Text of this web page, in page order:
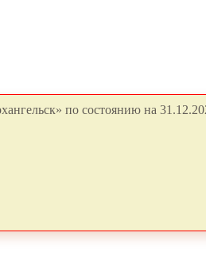
по состоянию на